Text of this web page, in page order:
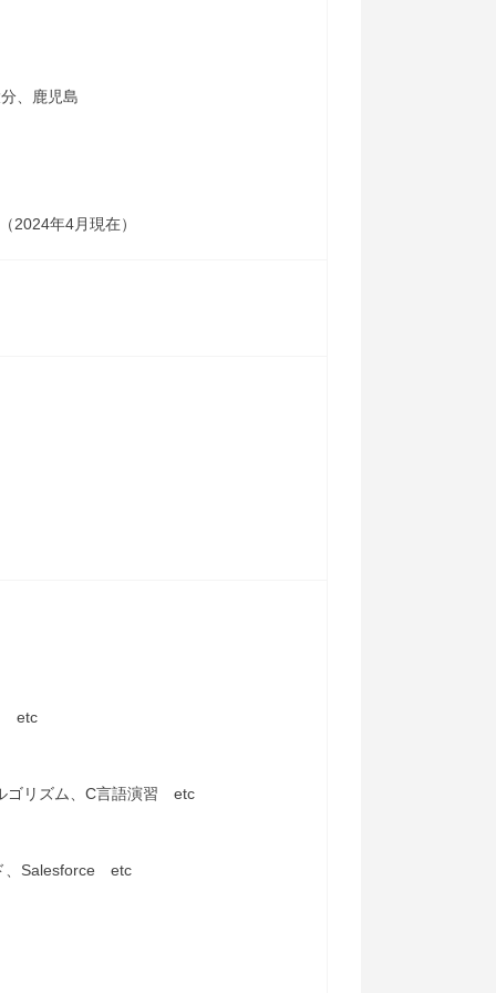
、鹿児島
2024年4月現在）
etc
ゴリズム、C言語演習 etc
、Salesforce etc